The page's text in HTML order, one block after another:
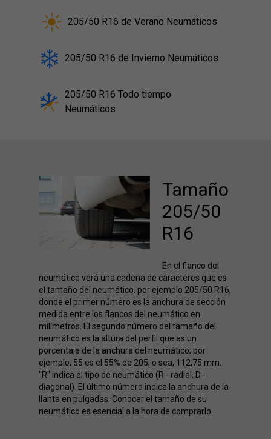
205/50 R16 de Verano Neumáticos
205/50 R16 de Invierno Neumáticos
205/50 R16 Todo tiempo
Neumáticos
Tamaño
205/50
R16
En el flanco del
neumático verá una cadena de caracteres que es
el tamaño del neumático, por ejemplo 205/50 R16,
donde el primer número es la anchura de sección
medida entre los flancos del neumático en
milímetros. El segundo número del tamaño del
neumático es la altura del perfil que es un
porcentaje de la anchura del neumático; por
ejemplo, 55 es el 55% de 205, o sea, 112,75 mm.
"R" indica el tipo de neumático (R - radial, D -
diagonal). El último número indica la anchura de la
llanta en pulgadas. Conocer el tamaño de su
neumático es esencial a la hora de comprarlo.